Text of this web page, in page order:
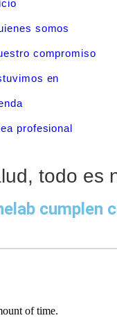
somos
compromiso
en
profesional
todo es
cumplen